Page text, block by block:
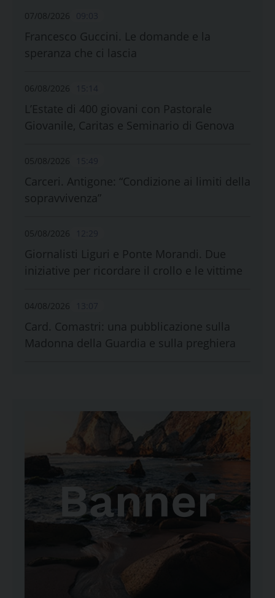
07/08/2026
Francesco Guccini. Le domande e la
speranza che ci lascia
06/08/2026
L’Estate di 400 giovani con Pastorale
Giovanile, Caritas e Seminario di Genova
05/08/2026
Carceri. Antigone: “Condizione ai limiti della
sopravvivenza”
05/08/2026
Giornalisti Liguri e Ponte Morandi. Due
iniziative per ricordare il crollo e le vittime
04/08/2026
Card. Comastri: una pubblicazione sulla
Madonna della Guardia e sulla preghiera